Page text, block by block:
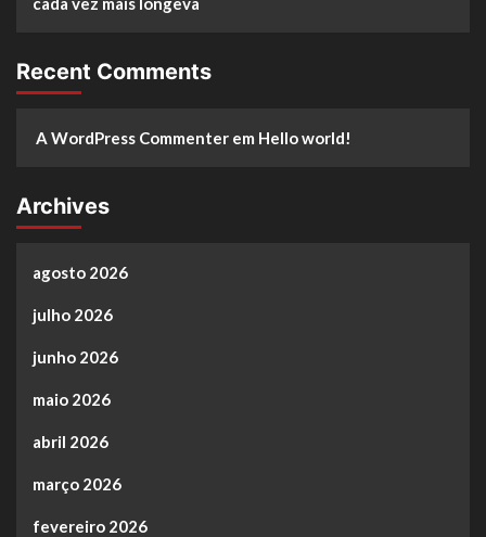
Recent Comments
A WordPress Commenter em Hello world!
Archives
agosto 2026
julho 2026
junho 2026
maio 2026
abril 2026
março 2026
fevereiro 2026